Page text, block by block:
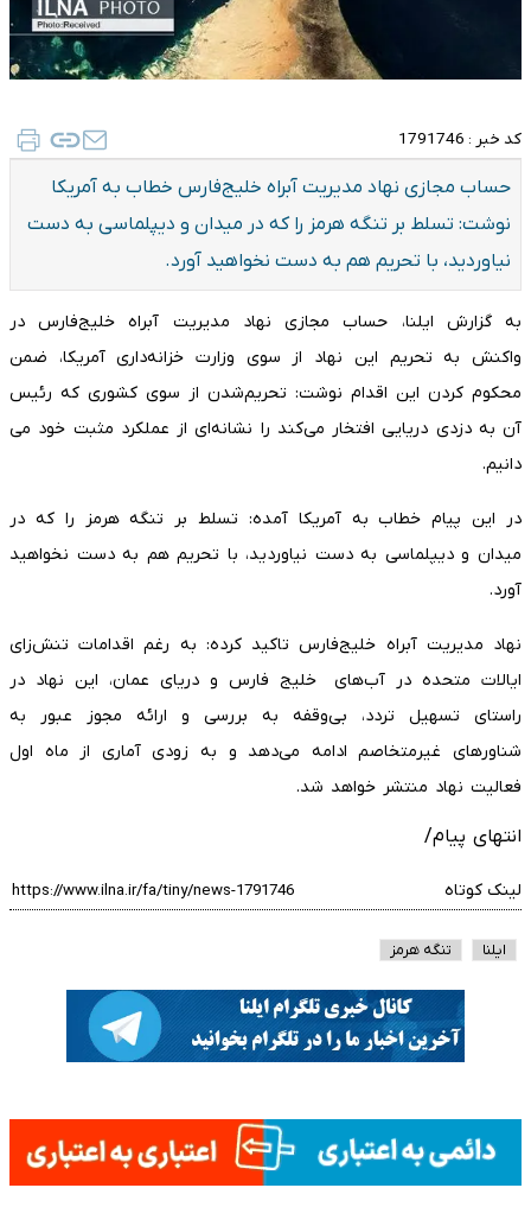
کد خبر : 1791746
حساب مجازی نهاد مدیریت آبراه خلیج‌فارس خطاب به آمریکا
نوشت: تسلط بر تنگه هرمز را که در میدان و دیپلماسی به دست
نیاوردید، با تحریم هم به دست نخواهید آورد.
به گزارش ایلنا، حساب مجازی نهاد مدیریت آبراه خلیج‌فارس در
واکنش به تحریم این نهاد از سوی وزارت خزانه‌داری آمریکا، ضمن
محکوم کردن این اقدام نوشت: تحریم‌شدن از سوی کشوری که رئیس
آن به دزدی دریایی افتخار می‌کند را نشانه‌ای از عملکرد مثبت خود می
دانیم.
در این پیام خطاب به آمریکا آمده: تسلط بر تنگه هرمز را که در
میدان و دیپلماسی به دست نیاوردید، با تحریم هم به دست نخواهید
آورد.
نهاد مدیریت آبراه خلیج‌فارس تاکید کرده: به رغم اقدامات تنش‌زای
ایالات متحده در آب‌های خلیج فارس و دریای عمان، این نهاد در
راستای تسهیل تردد، بی‌وقفه به بررسی و ارائه مجوز عبور به
شناورهای غیرمتخاصم ادامه می‌دهد و به زودی آماری از ماه اول
فعالیت نهاد منتشر خواهد شد.
انتهای پیام/
لینک کوتاه
ایلنا تنگه هرمز